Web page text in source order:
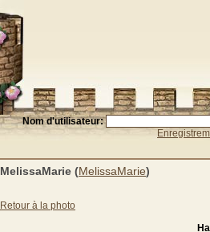
Nom d'utilisateur:
MelissaMarie (MelissaMarie)
Retour à la photo